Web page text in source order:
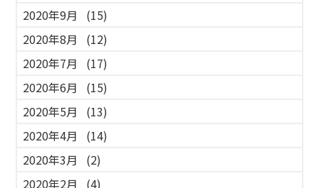
2020年9月
(15)
2020年8月
(12)
2020年7月
(17)
2020年6月
(15)
2020年5月
(13)
2020年4月
(14)
2020年3月
(2)
2020年2月
(4)